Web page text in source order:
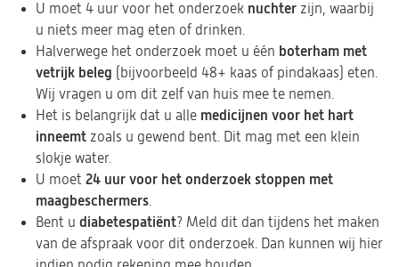
U moet 4 uur voor het onderzoek nuchter zijn, waarbij
u niets meer mag eten of drinken.
Halverwege het onderzoek moet u één boterham met
vetrijk beleg (bijvoorbeeld 48+ kaas of pindakaas) eten.
Wij vragen u om dit zelf van huis mee te nemen.
Het is belangrijk dat u alle medicijnen voor het hart
inneemt zoals u gewend bent. Dit mag met een klein
slokje water.
U moet 24 uur voor het onderzoek stoppen met
maagbeschermers.
Bent u diabetespatiënt? Meld dit dan tijdens het maken
van de afspraak voor dit onderzoek. Dan kunnen wij hier